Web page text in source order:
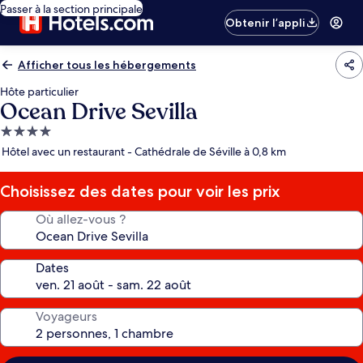
Passer à la section principale
Obtenir l’appli
Afficher tous les hébergements
Hôte particulier
Ocean Drive Sevilla
Hébergement
4.0 étoiles
Hôtel avec un restaurant - Cathédrale de Séville à 0,8 km
Choisissez des dates pour voir les prix
Où allez-vous ?
Dates
Voyageurs